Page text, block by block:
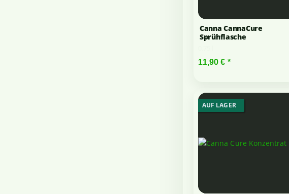
Canna CannaCure
Sprühflasche
11,90 € *
AUF LAGER